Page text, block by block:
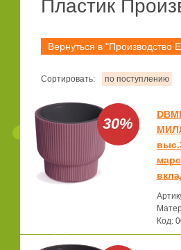
Пластик
Вернуться в "Производство
Сортировать: по поступлению
30%
Код: